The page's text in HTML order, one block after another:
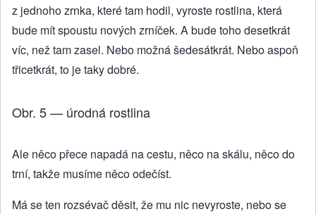
z jednoho zrnka, které tam hodil, vyroste rostlina, která
bude mít spoustu nových zrníček. A bude toho desetkrát
víc, než tam zasel. Nebo možná šedesátkrát. Nebo aspoň
třicetkrát, to je taky dobré.
Obr. 5 — úrodná rostlina
Ale něco přece napadá na cestu, něco na skálu, něco do
trní, takže musíme něco odečíst.
Má se ten rozsévač děsit, že mu nic nevyroste, nebo se